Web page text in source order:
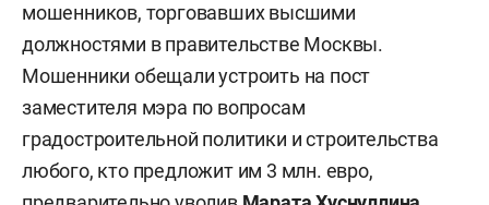
мошенников, торговавших высшими
должностями в правительстве Москвы.
Мошенники обещали устроить на пост
заместителя мэра по вопросам
градостроительной политики и строительства
любого, кто предложит им 3 млн. евро,